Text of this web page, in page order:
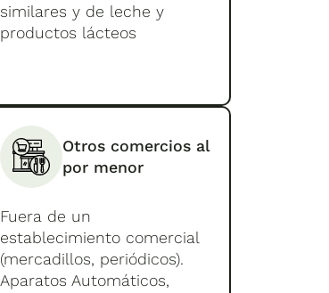
similares y de leche y
productos lácteos
Otros comercios al
por menor
Fuera de un
establecimiento comercial
(mercadillos, periódicos).
Aparatos Automáticos,